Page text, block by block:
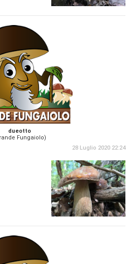
dueotto
Fungaiolo)
28 Luglio 2020 22:24